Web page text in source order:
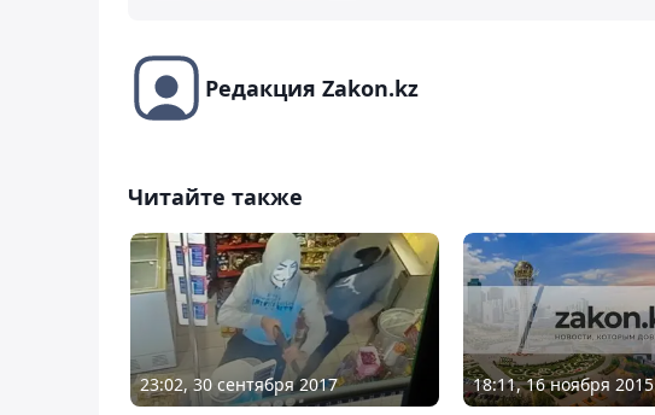
Редакция Zakon.kz
Читайте также
23:02, 30 сентября 2017 18:11, 16 ноября 2015